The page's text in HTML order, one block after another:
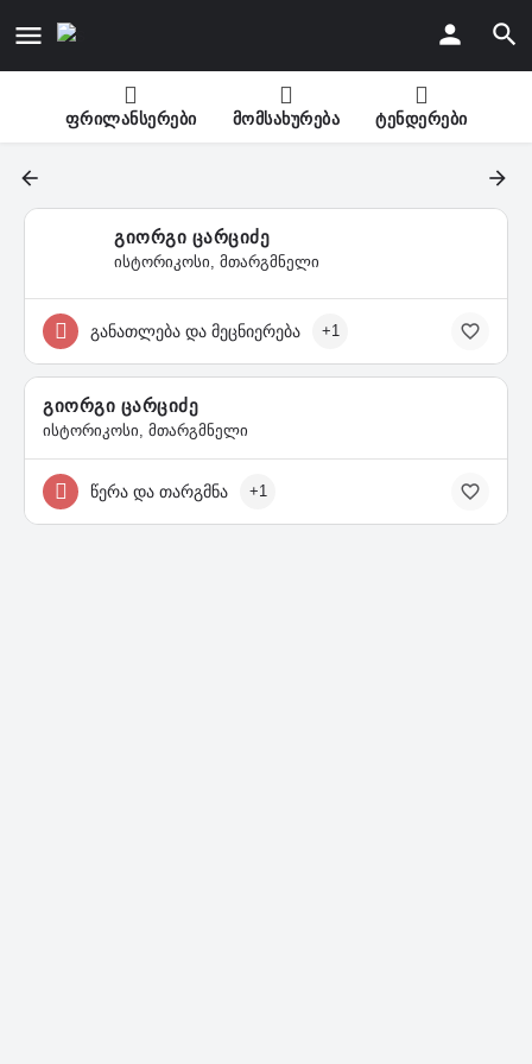
ფრილანსერები მომსახურება ტენდერები
გიორგი ცარციძე
ისტორიკოსი, მთარგმნელი
განათლება და მეცნიერება +1
გიორგი ცარციძე
ისტორიკოსი, მთარგმნელი
წერა და თარგმნა +1